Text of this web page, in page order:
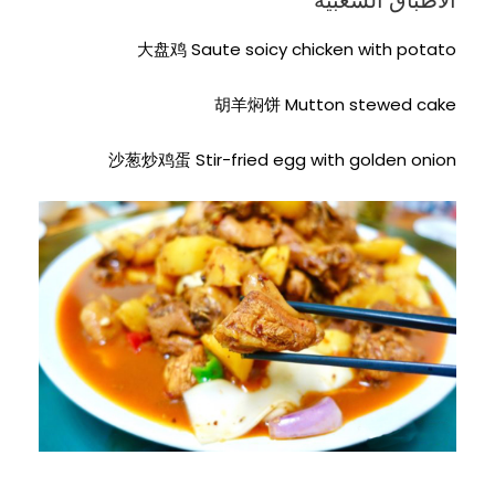
大盘鸡 Saute soicy chicken with potato
胡羊焖饼 Mutton stewed cake
沙葱炒鸡蛋 Stir-fried egg with golden onion